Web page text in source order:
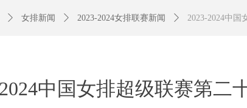
中国女排超级联赛第二
ꄲ 女排新闻 ꄲ 2023-2024女排联赛新闻 ꄲ 2023-2024中国